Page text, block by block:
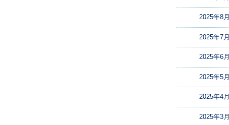
2025年8月
2025年7月
2025年6月
2025年5月
2025年4月
2025年3月